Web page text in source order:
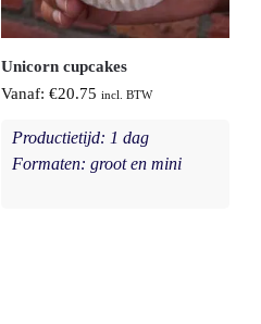
Unicorn cupcakes
Vanaf:€20.75 incl. BTW
Productietijd: 1 dag
Formaten: groot en mini